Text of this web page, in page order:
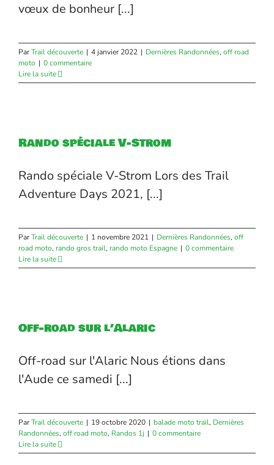
vœux de bonheur [...]
ParTrail découverte | 4 janvier 2022 | Dernières Randonnées, off road
moto | 0 commentaire
Lire la suite
Rando spéciale V-Strom
Rando spéciale V-Strom Lors des Trail
Adventure Days 2021, [...]
ParTrail découverte | 1 novembre 2021 | Dernières Randonnées, off
road moto, rando gros trail, rando moto Espagne | 0 commentaire
Lire la suite
Off-road sur l’Alaric
Off-road sur l'Alaric Nous étions dans
l'Aude ce samedi [...]
ParTrail découverte | 19 octobre 2020 | balade moto trail, Dernières
Randonnées, off road moto, Randos 1j | 0 commentaire
Lire la suite